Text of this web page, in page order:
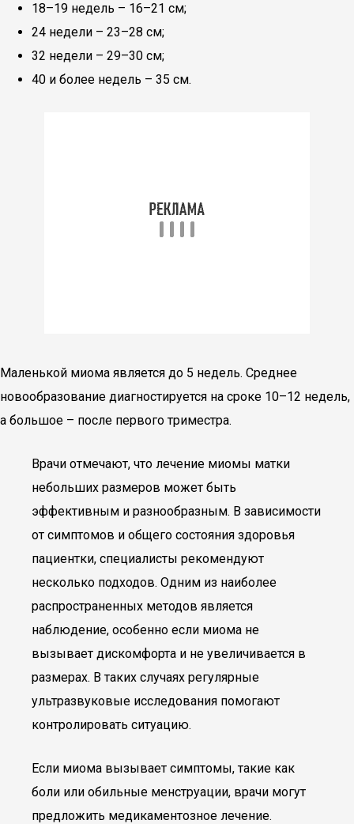
18–19 недель – 16–21 см;
24 недели – 23–28 см;
32 недели – 29–30 см;
40 и более недель – 35 см.
Маленькой миома является до 5 недель. Среднее
новообразование диагностируется на сроке 10–12 недель,
а большое – после первого триместра.
Врачи отмечают, что лечение миомы матки
небольших размеров может быть
эффективным и разнообразным. В зависимости
от симптомов и общего состояния здоровья
пациентки, специалисты рекомендуют
несколько подходов. Одним из наиболее
распространенных методов является
наблюдение, особенно если миома не
вызывает дискомфорта и не увеличивается в
размерах. В таких случаях регулярные
ультразвуковые исследования помогают
контролировать ситуацию.
Если миома вызывает симптомы, такие как
боли или обильные менструации, врачи могут
предложить медикаментозное лечение.